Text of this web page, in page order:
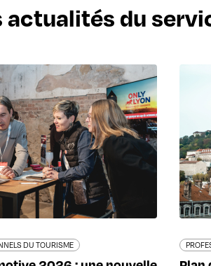
actualités du
DU TOURISME